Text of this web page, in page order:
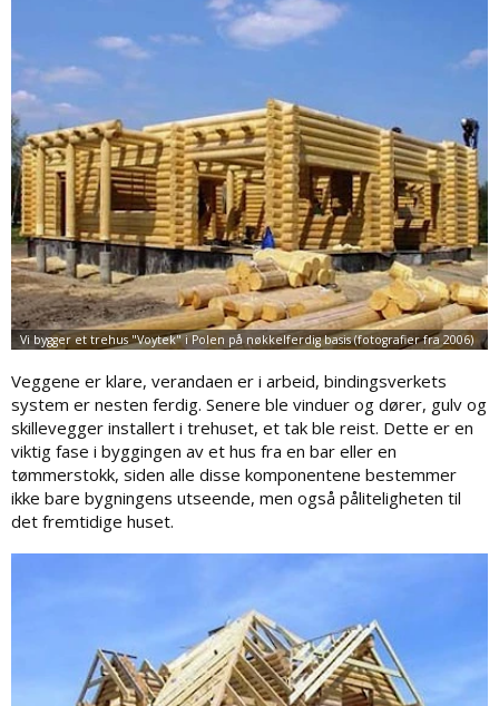
Veggene er klare, verandaen er i arbeid, bindingsverkets
system er nesten ferdig. Senere ble vinduer og dører, gulv og
skillevegger installert i trehuset, et tak ble reist. Dette er en
viktig fase i byggingen av et hus fra en bar eller en
tømmerstokk, siden alle disse komponentene bestemmer
ikke bare bygningens utseende, men også påliteligheten til
det fremtidige huset.